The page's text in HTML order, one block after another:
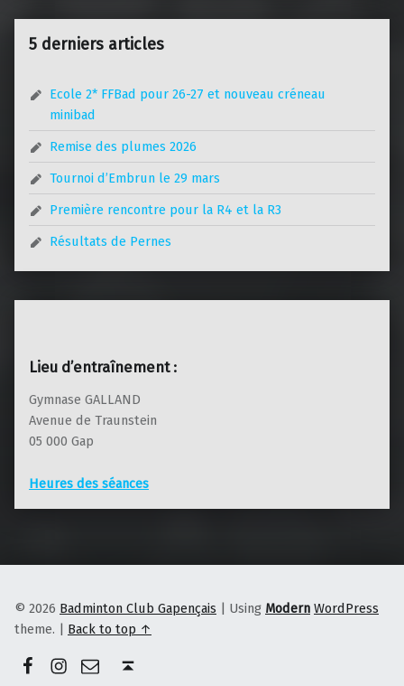
5 derniers articles
Ecole 2* FFBad pour 26-27 et nouveau créneau
minibad
Remise des plumes 2026
Tournoi d’Embrun le 29 mars
Première rencontre pour la R4 et la R3
Résultats de Pernes
Lieu d’entraînement :
Gymnase GALLAND
Avenue de Traunstein
05 000 Gap
Heures des séances
© 2026 Badminton Club Gapençais | Using Modern WordPress
theme. | Back to top ↑